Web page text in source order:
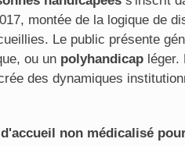
montée de la logique de
Le public présente
ou un polyhandicap léger.
des dynamiques
non médicalisé